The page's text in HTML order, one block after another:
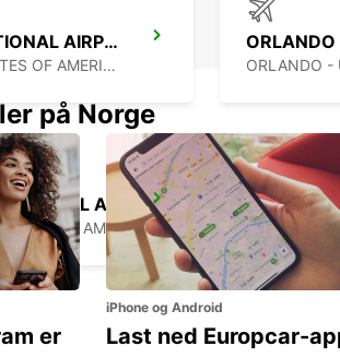
ATLANTA INTERNATIONAL AIRPORT
ATLANTA - UNITED STATES OF AMERICA
ORLANDO
PALM BEACH - UNITED STATES OF AMERICA
FORT
på Norge
er
iPhone og Android
Last ned Europcar-